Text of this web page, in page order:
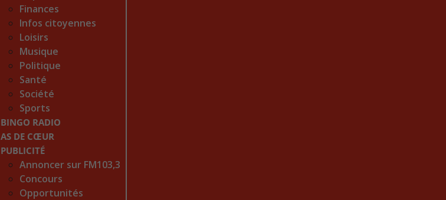
Finances
Infos citoyennes
Loisirs
Musique
Politique
Santé
Société
Sports
BINGO RADIO
AS DE CŒUR
PUBLICITÉ
Annoncer sur FM103,3
Concours
Opportunités